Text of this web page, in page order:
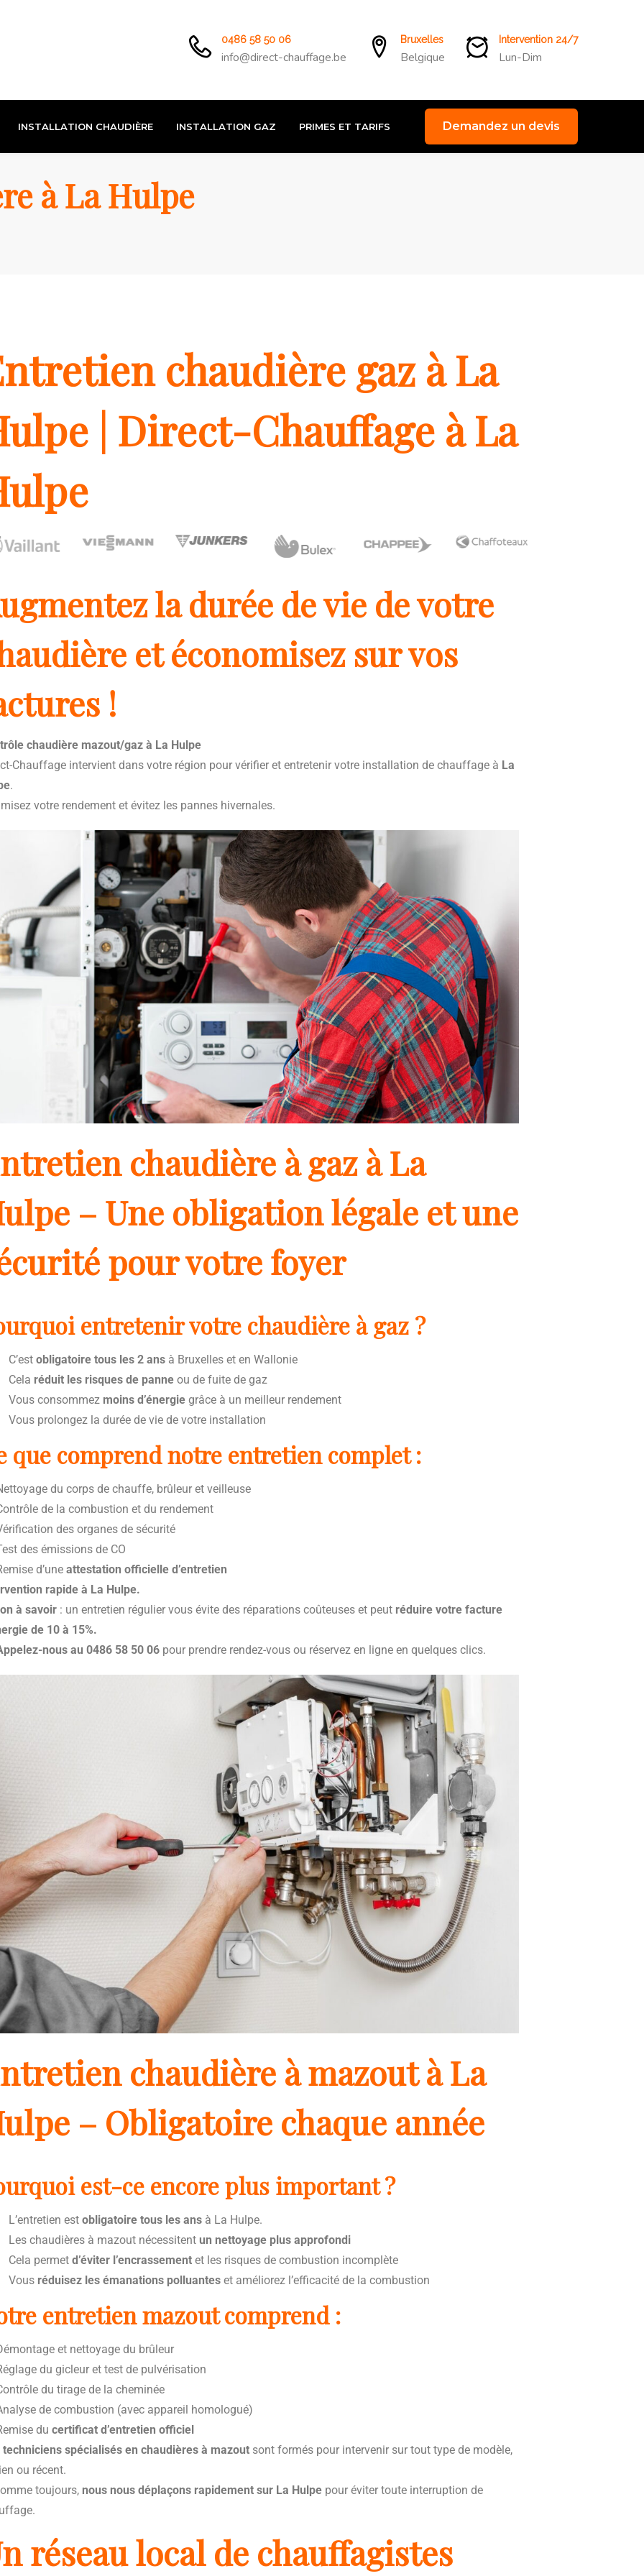
0486 58 50 06
info@direct-chauffage.be
Bruxelles
Belgique
Intervention 24/7
Lun-Dim
INSTALLATION CHAUDIÈRE INSTALLATION GAZ PRIMES ET TARIFS Demandez un devis
à La Hulpe
chaudière gaz à La
| Direct-Chauffage à La
la durée de vie de votre
et économisez sur vos
!
chaudière mazout/gaz à La Hulpe
Chauffage intervient dans votre région pour vérifier et entretenir votre installation de chauffage à La
.
votre rendement et évitez les pannes hivernales.
chaudière à gaz à La
– Une obligation légale et une
pour votre foyer
entretenir votre chaudière à gaz ?
C’est obligatoire tous les 2 ansà Bruxelles et en Wallonie
Cela réduit les risques de panneou de fuite de gaz
Vous consommez moins d’énergiegrâce à un meilleur rendement
Vous prolongez la durée de vie de votre installation
que comprend notre entretien complet :
du corps de chauffe, brûleur et veilleuse
de la combustion et du rendement
des organes de sécurité
des émissions de CO
d’uneattestation officielle d’entretien
rapide à La Hulpe.
à savoir : un entretien régulier vous évite des réparations coûteuses et peut réduire votre facture
de 10 à 15%.
nous au 0486 58 50 06 pour prendre rendez-vous ou réservez en ligne en quelques clics.
chaudière à mazout à La
– Obligatoire chaque année
est-ce encore plus important ?
L’entretien est obligatoire tous les ansà La Hulpe.
Les chaudières à mazout nécessitent un nettoyage plus approfondi
Cela permet d’éviter l’encrassementet les risques de combustion incomplète
Vous réduisez les émanations polluanteset améliorez l’efficacité de la combustion
entretien mazout comprend :
et nettoyage du brûleur
du gicleur et test de pulvérisation
du tirage de la cheminée
de combustion (avec appareil homologué)
ducertificat d’entretien officiel
techniciens spécialisés en chaudières à mazoutsont formés pour intervenir sur tout type de modèle,
ou récent.
toujours, nous nous déplaçons rapidement sur La Hulpe pour éviter toute interruption de
réseau local de chauffagistes